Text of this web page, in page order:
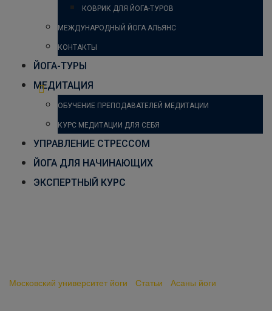
КОВРИК ДЛЯ ЙОГА-ТУРОВ
МЕЖДУНАРОДНЫЙ ЙОГА АЛЬЯНС
КОНТАКТЫ
ЙОГА-ТУРЫ
МЕДИТАЦИЯ
ОБУЧЕНИЕ ПРЕПОДАВАТЕЛЕЙ МЕДИТАЦИИ
КУРС МЕДИТАЦИИ ДЛЯ СЕБЯ
УПРАВЛЕНИЕ СТРЕССОМ
ЙОГА ДЛЯ НАЧИНАЮЩИХ
ЭКСПЕРТНЫЙ КУРС
Московский университет йоги Статьи Асаны йоги